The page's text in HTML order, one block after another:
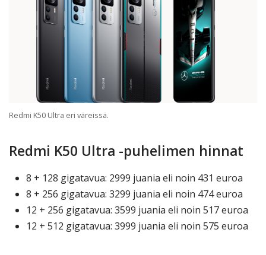
Redmi K50 Ultra eri väreissä.
Redmi K50 Ultra -puhelimen hinnat
8 + 128 gigatavua: 2999 juania eli noin 431 euroa
8 + 256 gigatavua: 3299 juania eli noin 474 euroa
12 + 256 gigatavua: 3599 juania eli noin 517 euroa
12 + 512 gigatavua: 3999 juania eli noin 575 euroa